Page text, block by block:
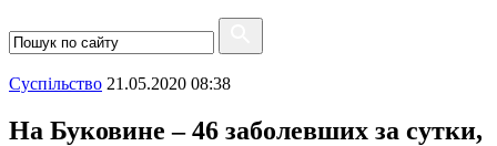
Суспiльство 21.05.2020 08:38
На Буковине – 46 заболевших за сутки,